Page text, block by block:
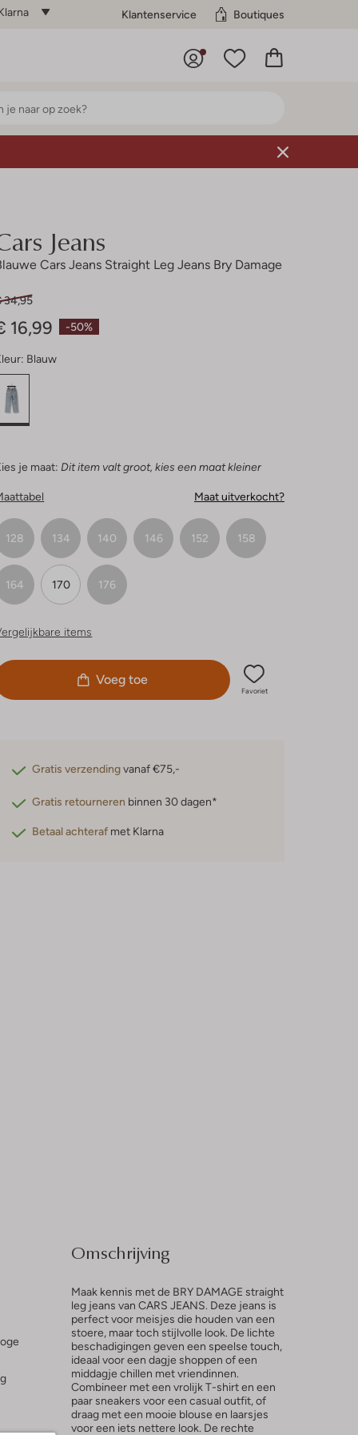
Klantenservice Boutiques
Jeans
Cars Jeans Straight Leg Jeans Bry Damage
-50%
34,95
16,99
Blauw
je maat: Dit item valt groot, kies een maat kleiner
Maat uitverkocht?
128 134 140 146 152 158
164 170 176
items
Voeg toe
Favoriet
Gratis verzendingvanaf €75,-
Gratis retourneren binnen 30 dagen*
Betaal achteraf met Klarna
Omschrijving
Maak kennis met de BRY DAMAGE straight
leg jeans van CARS JEANS. Deze jeans is
perfect voor meisjes die houden van een
stoere, maar toch stijlvolle look. De lichte
beschadigingen geven een speelse touch,
ideaal voor een dagje shoppen of een
middagje chillen met vriendinnen.
Combineer met een vrolijk T-shirt en een
paar sneakers voor een casual outfit, of
draag met een mooie blouse en laarsjes
voor een iets nettere look. De rechte